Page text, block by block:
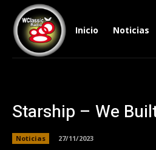
Inicio Noticias
Starship – We
Noticias 27/11/2023